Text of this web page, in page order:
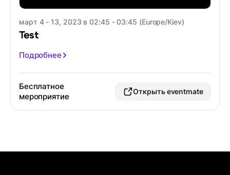
март 4 - 13, 2023 в 02:45 - 03:45 (Europe/Kiev)
Test
Подробнее
Бесплатное
мероприятие
Открыть eventmate